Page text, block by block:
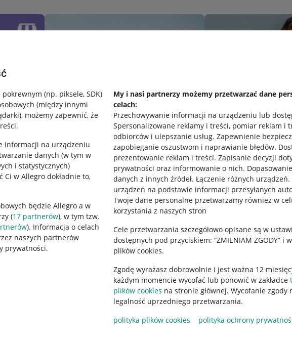
pokrewnym (np. piksele, SDK)
(między innymi
, możemy zapewnić, że
informacji na urządzeniu
danych (w tym w
i statystycznych)
Ci w Allegro dokładnie to,
będzie Allegro a w
(17 partnerów), w tym tzw.
). Informacja o celach
naszych partnerów
prywatności.
My i nasi partnerzy możemy przetwarzać dane
celach:
Przechowywanie informacji na urządzeniu lub
Spersonalizowane reklamy i treści, pomiar reklam i
odbiorców i ulepszanie usług. Zapewnienie
zapobieganie oszustwom i naprawianie błędów.
prezentowanie reklam i treści. Zapisanie decyzji
prywatności oraz informowanie o nich.
danych z innych źródeł. Łączenie różnych urządzeń.
urządzeń na podstawie informacji przesyłanych
Twoje dane personalne przetwarzamy również w
korzystania z naszych stron
Cele przetwarzania szczegółowo opisane są w
dostępnych pod przyciskiem: “ZMIENIAM ZGODY” i
plików cookies.
Zgodę wyrażasz dobrowolnie i jest ważna 12
każdym momencie wycofać lub ponowić w zakładce
plików cookies na stronie głównej. Wycofanie zgody
legalność uprzedniego przetwarzania.
polityka plików cookies
polityka ochrony
Regulamin
Polityka plików "cookies"
Ustawienia plików "cookies"
Udostępnianie lokalizacji
Informacje dla Aktu o Usługach Cyfrowych
Pobierz aplikację